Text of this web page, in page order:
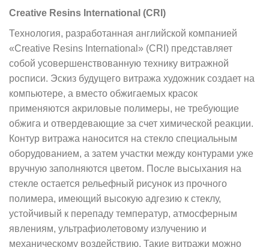
Creative Resins International (CRI)
Технология, разработанная английской компанией
«Creative Resins International» (CRI) представляет
собой усовершенствованную технику витражной
росписи. Эскиз будущего витража художник создает на
компьютере, а вместо обжигаемых красок
применяются акриловые полимеры, не требующие
обжига и отвердевающие за счет химической реакции.
Контур витража наносится на стекло специальным
оборудованием, а затем участки между контурами уже
вручную заполняются цветом. После высыхания на
стекле остается рельефный рисунок из прочного
полимера, имеющий высокую адгезию к стеклу,
устойчивый к перепаду температур, атмосферным
явлениям, ультрафиолетовому излучению и
механическому воздействию. Такие витражи можно